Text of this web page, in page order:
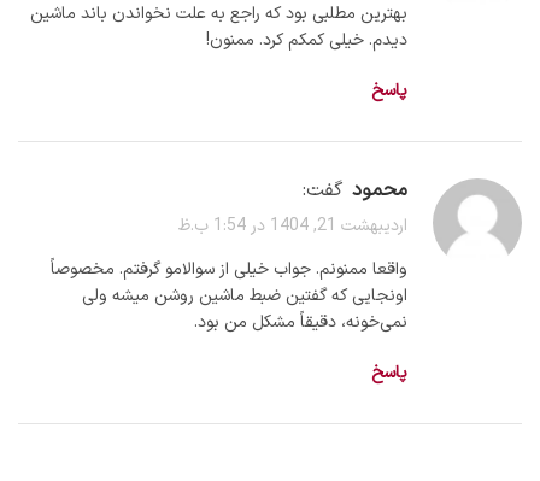
بهترین مطلبی بود که راجع به علت نخواندن باند ماشین
دیدم. خیلی کمکم کرد. ممنون!
پاسخ
محمود گفت:
اردیبهشت 21, 1404 در 1:54 ب.ظ
واقعا ممنونم. جواب خیلی از سوالامو گرفتم. مخصوصاً
اونجایی که گفتین ضبط ماشین روشن میشه ولی
نمی‌خونه، دقیقاً مشکل من بود.
پاسخ